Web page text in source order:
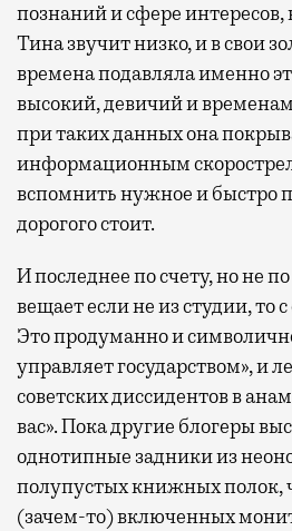
познаний и сфере интересов,
Тина звучит низко, и в свои
времена подавляла именно
высокий, девичий и
при таких данных она
информационным
вспомнить нужное и быстро
дорогого стоит.
И последнее по счету, но не
вещает если не из студии, то
Это продуманно и
управляет государством», и
советских диссидентов в
вас». Пока другие блогеры
однотипные задники из
полупустых книжных полок,
(зачем-то) включенных